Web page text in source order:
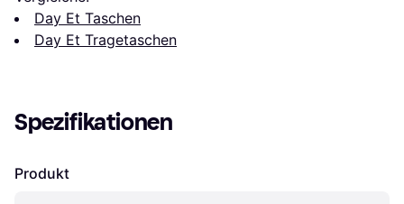
Day Et Taschen
Day Et Tragetaschen
Spezifikationen
Produkt